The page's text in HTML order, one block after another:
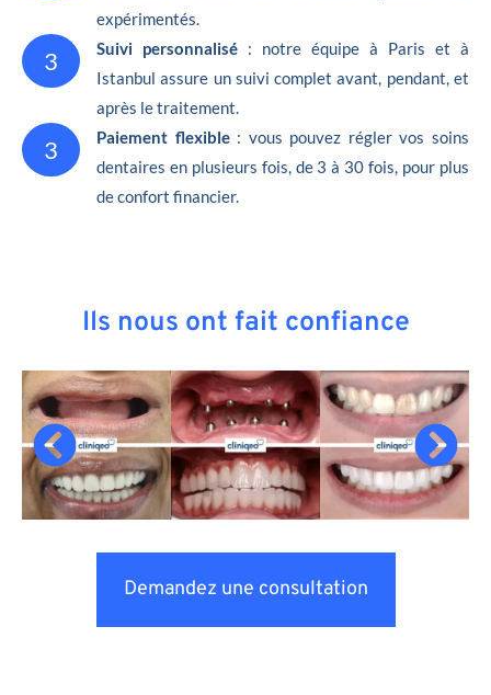
expérimentés.
3 Suivi personnalisé : notre équipe à Paris et à
Istanbul assure un suivi complet avant, pendant, et
après le traitement.
3 Paiement flexible: vous pouvez régler vos soins
dentaires en plusieurs fois, de 3 à 30 fois, pour plus
de confort financier.
Ils nous ont fait confiance
Demandez une consultation